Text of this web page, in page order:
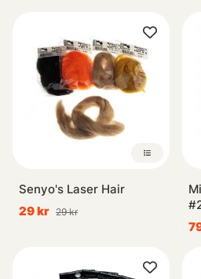
Senyo's Laser Hair
29 kr 29 kr